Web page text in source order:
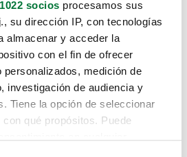
socios procesamos sus
su dirección IP, con tecnologías
almacenar y acceder la
con el fin de ofrecer
personalizados, medición de
investigación de audiencia y
Tiene la opción de seleccionar
qué propósitos. Puede
sabemos como
hasta aquí.
el coche que estás
de estos enlaces: